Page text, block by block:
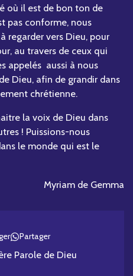
où il est de bon ton de
pas conforme, nous
regarder vers Dieu, pour
au travers de ceux qui
appelés aussi à nous
Dieu, afin de grandir dans
chrétienne.
la voix de Dieu dans
! Puissions-nous
le monde qui est le
Myriam de Gemma
Partager
Parole de Dieu